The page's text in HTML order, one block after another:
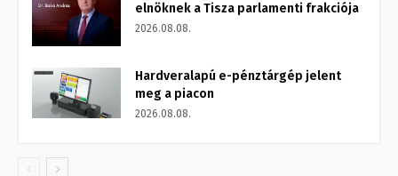
elnöknek a Tisza parlamenti frakciója
2026.08.08.
Hardveralapú e-pénztárgép jelent
meg a piacon
2026.08.08.